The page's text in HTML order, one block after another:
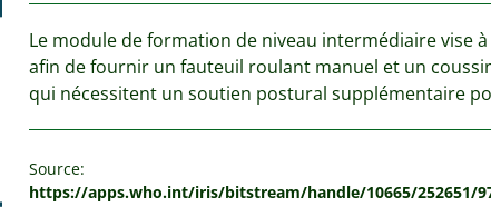
Le module de formation de niveau intermédiaire vise
afin de fournir un fauteuil roulant manuel et un
qui nécessitent un soutien postural supplémentaire
Source:
https://apps.who.int/iris/bitstream/handle/10665/252651/